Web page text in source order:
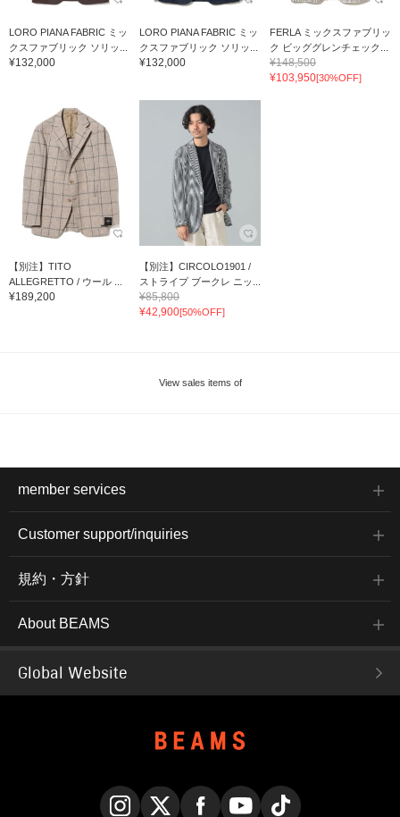
LORO PIANA FABRIC ミッ
クスファブリック ソリッ...
¥132,000
LORO PIANA FABRIC ミッ
クスファブリック ソリッ...
¥132,000
FERLA ミックスファブリッ
ク ビッググレンチェック...
¥148,500
¥103,950[30%OFF]
【別注】TITO
ALLEGRETTO / ウール ...
¥189,200
【別注】CIRCOLO1901 /
ストライプ ブークレ ニッ...
¥85,800
¥42,900[50%OFF]
View sales items of
member services
Customer support/inquiries
規約・方針
About BEAMS
Global Website